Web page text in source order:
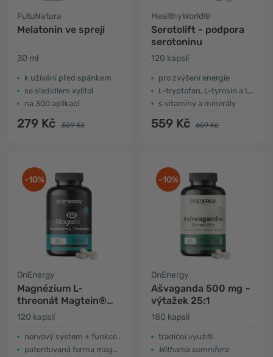
FutuNatura
Melatonin ve spreji
30 ml
k užívání před spánkem
se sladidlem xylitol
na 300 aplikací
279 Kč 309 Kč
HealthyWorld®
Serotolift - podpora
serotoninu
120 kapslí
pro zvýšení energie
L-tryptofan, L-tyrosin a L-fenylalanin
s vitamíny a minerály
559 Kč 659 Kč
-10%
OnEnergy
Magnézium L-
threonát Magtein®
2000 mg
120 kapslí
nervový systém + funkce psychiky
patentovaná forma magnézia
-10%
OnEnergy
Ašvaganda 500 mg –
výtažek 25:1
180 kapslí
tradiční využití
Withania somnifera